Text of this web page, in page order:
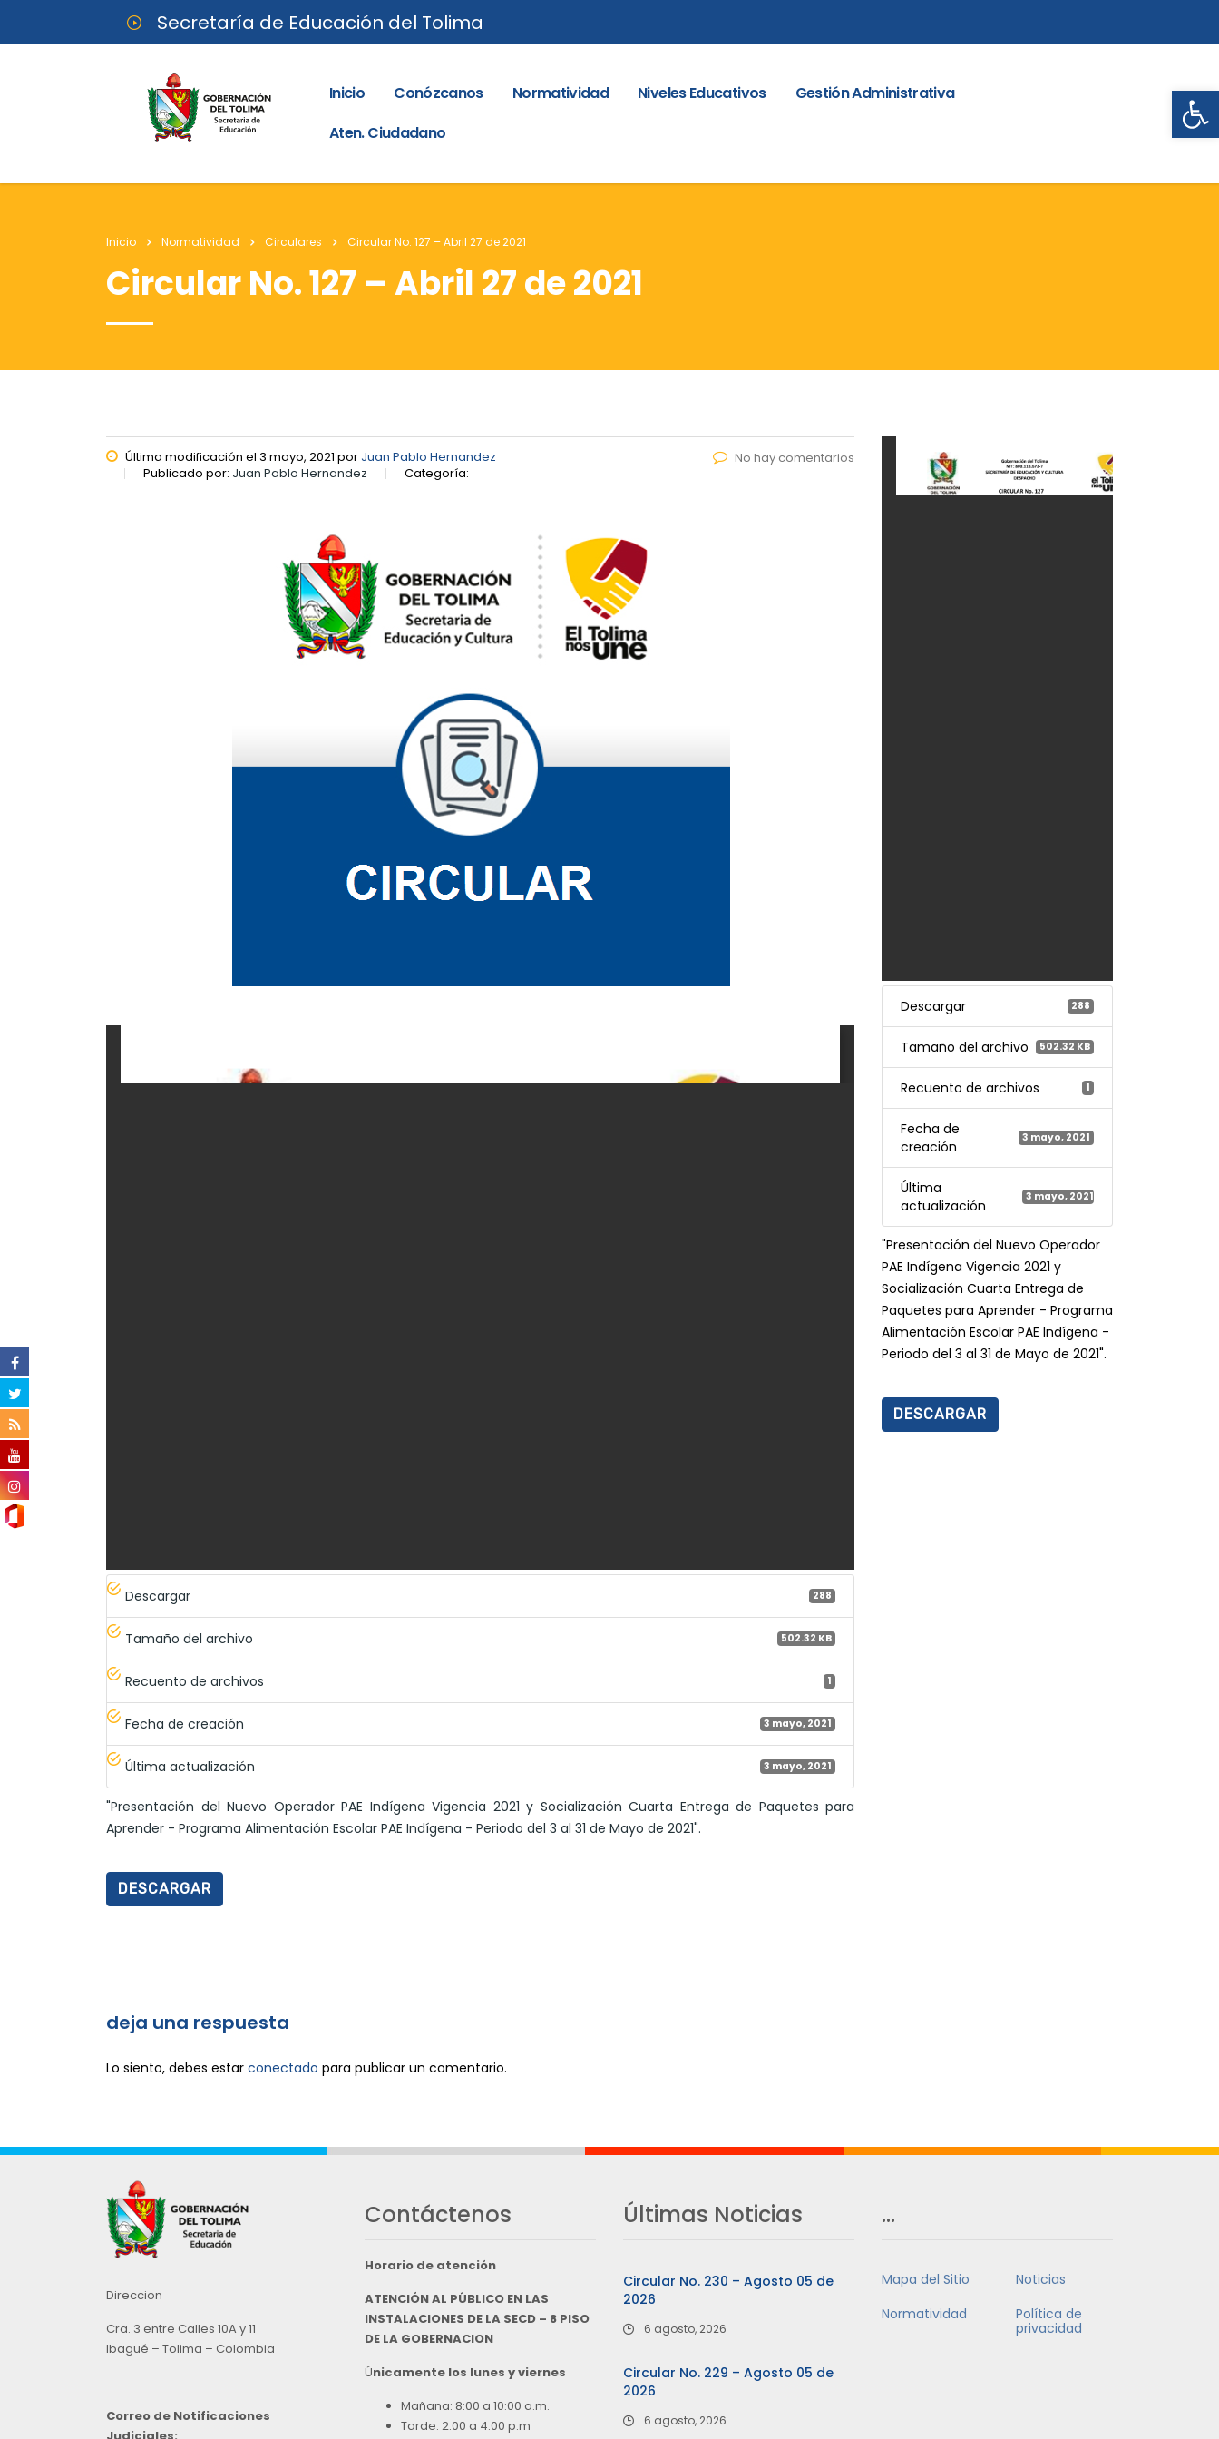
Secretaría de Educación del Tolima
Inicio Conózcanos Normatividad Niveles Educativos
Gestión Administrativa
Aten. Ciudadano
Inicio Normatividad Circulares Circular No. 127 – Abril 27 de 2021
Circular No. 127 – Abril 27 de 2021
Última modificación el 3 mayo, 2021 por Juan Pablo Hernandez
Publicado por: Juan Pablo Hernandez Categoría:
No hay comentarios
Descargar 288
Tamaño del archivo 502.32 KB
Recuento de archivos 1
Fecha de creación 3 mayo, 2021
Última actualización 3 mayo, 2021
"Presentación del Nuevo Operador PAE Indígena Vigencia 2021 y Socialización Cuarta Entrega de Paquetes para
Aprender - Programa Alimentación Escolar PAE Indígena - Periodo del 3 al 31 de Mayo de 2021".
DESCARGAR
deja una respuesta
Lo siento, debes estar conectado para publicar un comentario.
Descargar 288
Tamaño del archivo 502.32 KB
Recuento de archivos 1
Fecha de
creación
3 mayo, 2021
Última
actualización
3 mayo, 2021
"Presentación del Nuevo Operador
PAE Indígena Vigencia 2021 y
Socialización Cuarta Entrega de
Paquetes para Aprender - Programa
Alimentación Escolar PAE Indígena -
Periodo del 3 al 31 de Mayo de 2021".
DESCARGAR
Direccion
Cra. 3 entre Calles 10A y 11
Ibagué – Tolima – Colombia
Correo de Notificaciones
Contáctenos
Horario de atención
ATENCIÓN AL PÚBLICO EN LAS
INSTALACIONES DE LA SECD – 8 PISO
DE LA GOBERNACION
Únicamente los lunes y viernes
Mañana: 8:00 a 10:00 a.m.
Tarde: 2:00 a 4:00 p.m
Últimas Noticias
Circular No. 230 – Agosto 05 de
2026
6 agosto, 2026
Circular No. 229 – Agosto 05 de
2026
6 agosto, 2026
…
Mapa del Sitio
Noticias
Normatividad
Política de
privacidad